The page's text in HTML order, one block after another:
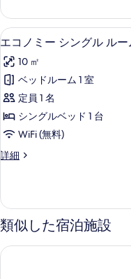
す
る
ル
ー
ム
禁
煙
の
す
べ
て
真
を
表
ー
シ
ン
ル
ル
ー
ム
禁
煙
の
詳
エ
コ
ノ
ミ
ー
シ
グ
ル
ー
ム
喫
4
エコノミー シングル ル
10 ㎡
ベッドルーム 1 室
定員 1 名
シングルベッド 1 台
WiFi (無料)
詳細
エ
ー
シ
ン
ル
類似した宿泊施設
東横 INN 宇都宮駅前 1